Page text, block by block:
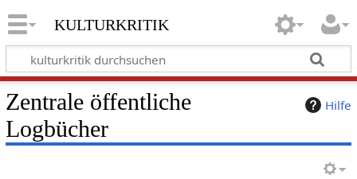
kulturkritik
Hilfe
Zentrale öffentliche
Logbücher